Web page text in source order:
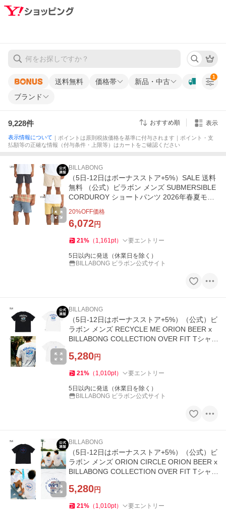
送料無料 価格帯
新品・中古
ブランド
1
9,228件 おすすめ順 表示
表示情報について ｜ポイントは原則税抜価格を基準に付与されます｜ポイント・支
払額等の正確な情報（付与条件・上限等）はカートをご確認ください
BILLABONG
（5日-12日はボーナスストア+5%）SALE 送料
無料 （公式）ビラボン メンズ SUBMERSIBLE
CORDUROY ショートパンツ 2026年春夏モデ
20%OFF価格
6,072円
21% （ 1,161pt） 要エントリー
5日以内に発送（休業日を除く）
BILLABONG ビラボン公式サイト
BILLABONG
（5日-12日はボーナスストア+5%）（公式）ビ
ラボン メンズ RECYCLE ME ORION BEER x
BILLABONG COLLECTION OVER FIT Tシャ
5,280円
21% （ 1,010pt） 要エントリー
5日以内に発送（休業日を除く）
BILLABONG ビラボン公式サイト
BILLABONG
（5日-12日はボーナスストア+5%）（公式）ビ
ラボン メンズ ORION CIRCLE ORION BEER x
BILLABONG COLLECTION OVER FIT Tシャ
5,280円
21% （ 1,010pt） 要エントリー